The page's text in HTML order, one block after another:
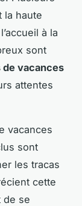
la haute
à la
sont
vacances
attentes
vacances
sont
les tracas
cette
de se